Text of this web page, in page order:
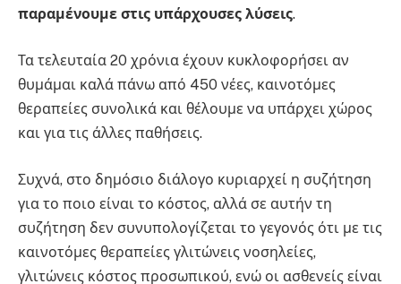
παραμένουμε στις υπάρχουσες λύσεις.
Τα τελευταία 20 χρόνια έχουν κυκλοφορήσει αν
θυμάμαι καλά πάνω από 450 νέες, καινοτόμες
θεραπείες συνολικά και θέλουμε να υπάρχει χώρος
και για τις άλλες παθήσεις.
Συχνά, στο δημόσιο διάλογο κυριαρχεί η συζήτηση
για το ποιο είναι το κόστος, αλλά σε αυτήν τη
συζήτηση δεν συνυπολογίζεται το γεγονός ότι με τις
καινοτόμες θεραπείες γλιτώνεις νοσηλείες,
γλιτώνεις κόστος προσωπικού, ενώ οι ασθενείς είναι